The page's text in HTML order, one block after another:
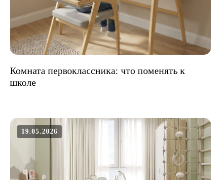
Комната первоклассника: что поменять к
школе
19.05.2026